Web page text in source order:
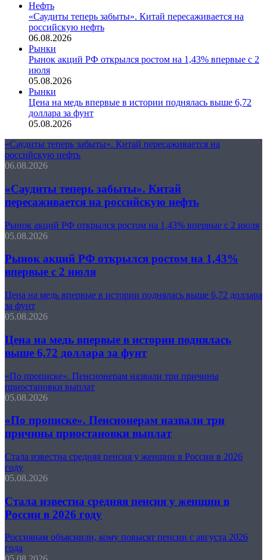
Нефть
«Саудиты теперь забыты». Китай пересаживается на
российскую нефть
06.08.2026
Рынки
Рынок акций РФ открылся ростом на 1,43% впервые с 2
июля
05.08.2026
Рынки
Цена на медь впервые в истории поднялась выше 6,72
доллара за фунт
05.08.2026
«Саудиты теперь забыты». Китай пересаживается на
российскую нефть
06.08.2026
«Саудиты теперь забыты». Китай
пересаживается на российскую нефть
Рынок акций РФ открылся ростом на 1,43% впервые с 2 июля
05.08.2026
Рынок акций РФ открылся ростом на 1,43%
впервые с 2 июля
Цена на медь впервые в истории поднялась выше 6,72 доллара
за фунт
05.08.2026
Цена на медь впервые в истории поднялась
выше 6,72 доллара за фунт
«По прописке». Пенсионерам назвали три причины
приостановки выплат
05.08.2026
«По прописке». Пенсионерам назвали три
причины приостановки выплат
Стала известна средняя пенсия у женщин в России в 2026
году
05.08.2026
Стала известна средняя пенсия у женщин в
России в 2026 году
Россиянам объяснили, кому повысят пенсии с августа 2026
года